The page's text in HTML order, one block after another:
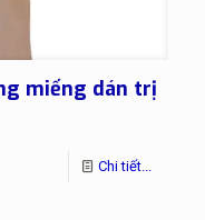
miếng dán trị
Chi tiết...